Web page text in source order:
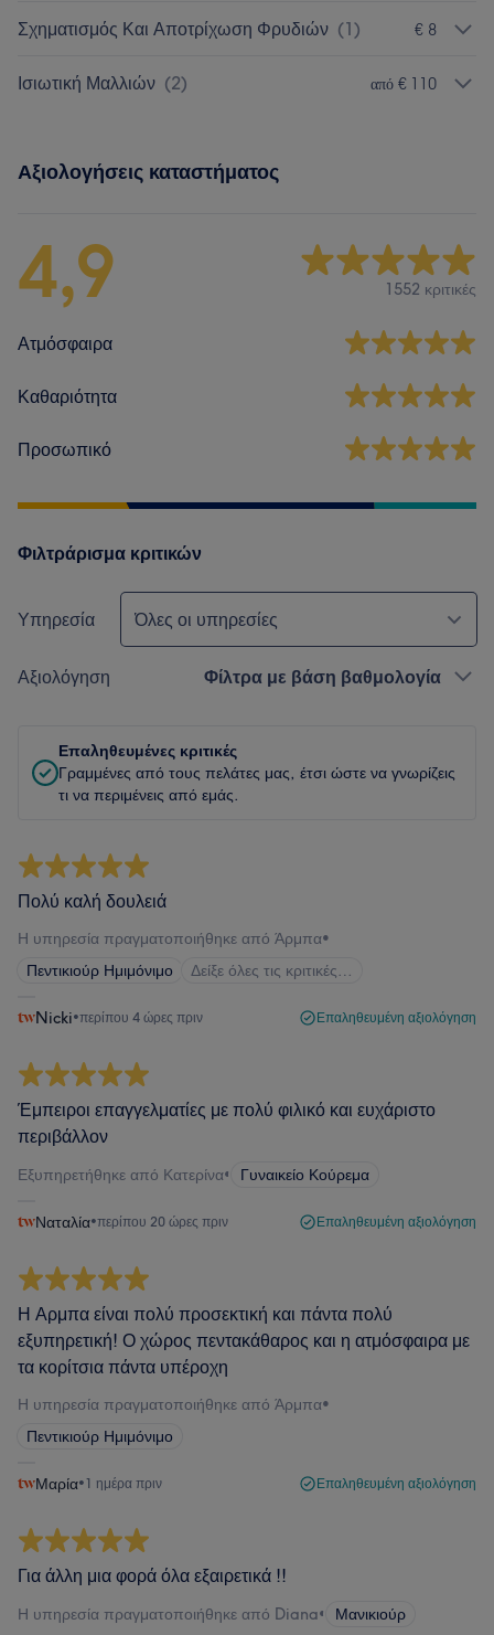
Σχηματισμός Και Αποτρίχωση Φρυδιών (1) € 8
Ισιωτική Μαλλιών (2) από € 110
Αξιολογήσεις καταστήματος
4,9 1552 κριτικές
Ατμόσφαιρα
Καθαριότητα
Προσωπικό
Φιλτράρισμα κριτικών
Υπηρεσία Όλες οι υπηρεσίες
Αξιολόγηση Φίλτρα με βάση βαθμολογία
Επαληθευμένες κριτικές
Γραμμένες από τους πελάτες μας, έτσι ώστε να γνωρίζεις
τι να περιμένεις από εμάς.
Πολύ καλή δουλειά
Η υπηρεσία πραγματοποιήθηκε από Άρμπα•
Πεντικιούρ Ημιμόνιμο
Δείξε όλες τις κριτικές…
Nicki•περίπου 4 ώρες πριν Επαληθευμένη αξιολόγηση
Έμπειροι επαγγελματίες με πολύ φιλικό και ευχάριστο
περιβάλλον
Εξυπηρετήθηκε από Κατερίνα• Γυναικείο Κούρεμα
Ναταλία•περίπου 20 ώρες πριν Επαληθευμένη αξιολόγηση
Η Αρμπα είναι πολύ προσεκτική και πάντα πολύ
εξυπηρετική! Ο χώρος πεντακάθαρος και η ατμόσφαιρα με
τα κορίτσια πάντα υπέροχη
Η υπηρεσία πραγματοποιήθηκε από Άρμπα•
Πεντικιούρ Ημιμόνιμο
Μαρία•1 ημέρα πριν Επαληθευμένη αξιολόγηση
Για άλλη μια φορά όλα εξαιρετικά !!
Η υπηρεσία πραγματοποιήθηκε από Diana• Μανικιούρ